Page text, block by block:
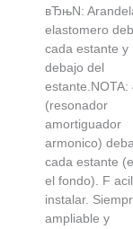
вЂњN:
elastomero
cada estante y
debajo del
estante.NOTA:
(resonador
amortiguador
armonico)
cada estante
el fondo). F
instalar.
ampliable y